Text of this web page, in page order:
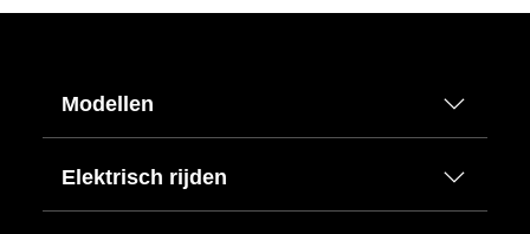
Modellen
Elektrisch rijden